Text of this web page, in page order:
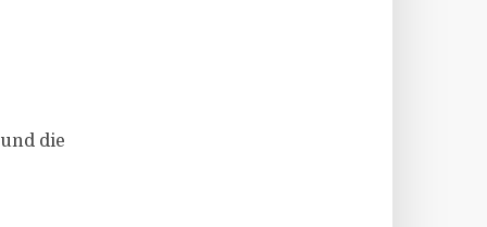
die